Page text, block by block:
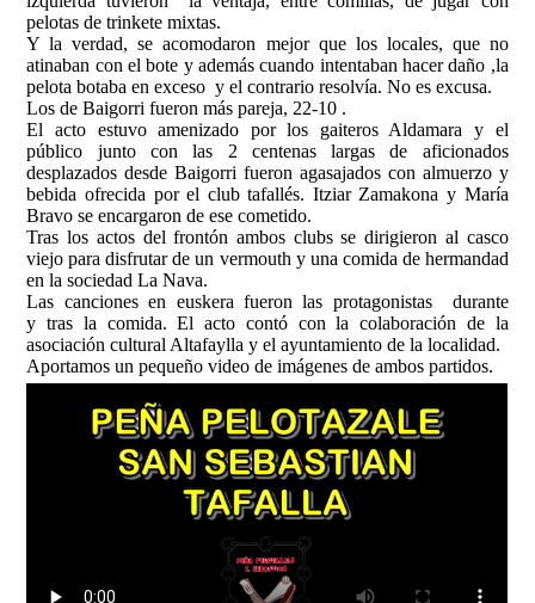
pelotas de trinkete mixtas.
Y la verdad, se acomodaron mejor que los locales, que no
atinaban con el bote y además cuando intentaban hacer daño ,la
pelota botaba en exceso y el contrario resolvía. No es excusa.
Los de Baigorri fueron más pareja, 22-10 .
El acto estuvo amenizado por los gaiteros Aldamara y el
público junto con las 2 centenas largas de aficionados
desplazados desde Baigorri fueron agasajados con almuerzo y
bebida ofrecida por el club tafallés. Itziar Zamakona y María
Bravo se encargaron de ese cometido.
Tras los actos del frontón ambos clubs se dirigieron al casco
viejo para disfrutar de un vermouth y una comida de hermandad
en la sociedad La Nava.
Las canciones en euskera fueron las protagonistas durante
y tras la comida. El acto contó con la colaboración de la
asociación cultural Altafaylla y el ayuntamiento de la localidad.
Aportamos un pequeño video de imágenes de ambos partidos.